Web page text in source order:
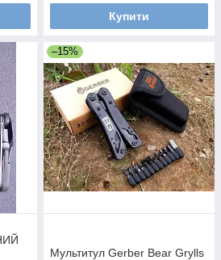
Купити
–15%
Мультитул Gerber Bear Grylls